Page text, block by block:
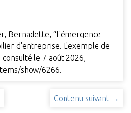
Bernadette, “L'émergence
d'entreprise. L'exemple de
consulté le 7 août 2026,
show/6266.
Contenu suivant →